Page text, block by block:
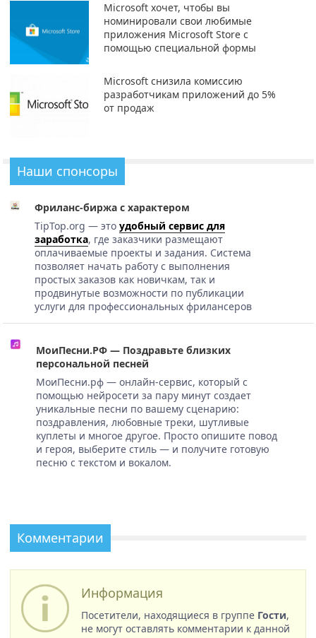
Microsoft хочет, чтобы вы
номинировали свои любимые
приложения Microsoft Store с
помощью специальной формы
Microsoft снизила комиссию
разработчикам приложений до 5%
от продаж
Наши спонсоры
Фриланс-биржа с характером
TipTop.org — это удобный сервис для
заработка, где заказчики размещают
оплачиваемые проекты и задания. Система
позволяет начать работу с выполнения
простых заказов как новичкам, так и
продвинутые возможности по публикации
услуги для профессиональных фрилансеров
МоиПесни.РФ — Поздравьте близких
персональной песней
МоиПесни.рф — онлайн-сервис, который с
помощью нейросети за пару минут создает
уникальные песни по вашему сценарию:
поздравления, любовные треки, шутливые
куплеты и многое другое. Просто опишите повод
и героя, выберите стиль — и получите готовую
песню с текстом и вокалом.
Комментарии
Информация
Посетители, находящиеся в группе Гости,
не могут оставлять комментарии к данной